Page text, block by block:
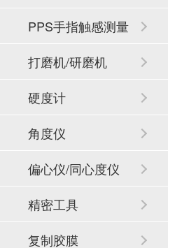
PPS手指触感测量
系统
打磨机/研磨机
硬度计
角度仪
偏心仪/同心度仪
精密工具
复制胶膜